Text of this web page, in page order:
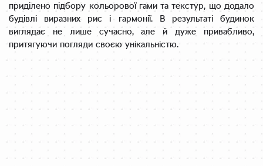
приділено підбору кольорової гами та текстур, що додало
будівлі виразних рис і гармонії. В результаті будинок
виглядає не лише сучасно, але й дуже привабливо,
притягуючи погляди своєю унікальністю.